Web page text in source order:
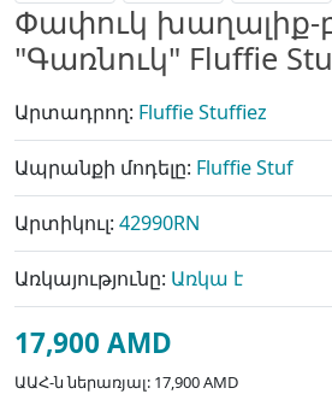
Փափուկ խաղալիք-
"Գառնուկ" Fluffie
Արտադրող: Fluffie Stuffiez
Ապրանքի մոդելը: Fluffie Stuf
Արտիկուլ: 42990RN
Առկայությունը: Առկա է
17,900 AMD
ԱԱՀ-ն ներառյալ: 17,900 AMD